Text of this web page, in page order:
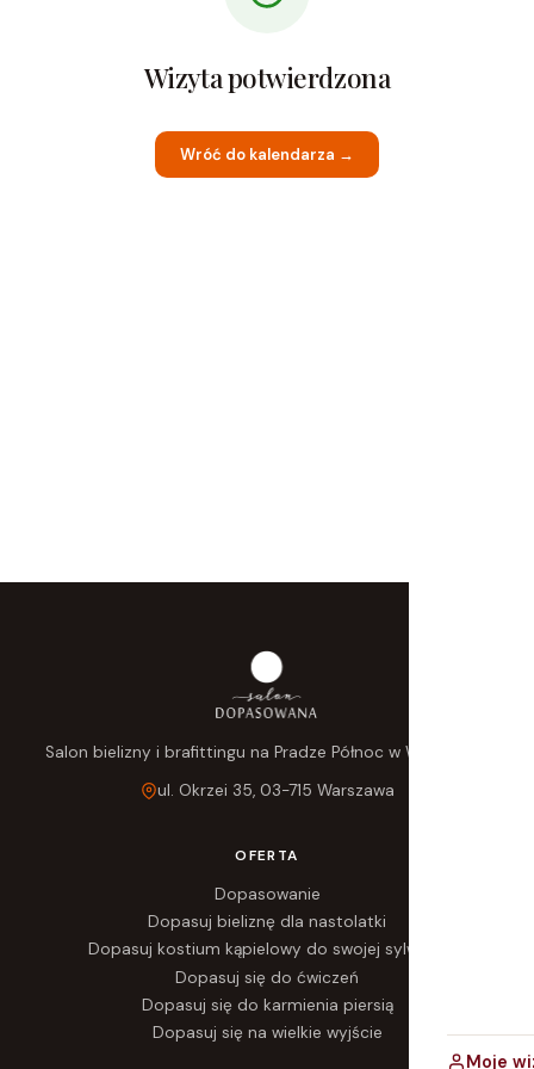
Moje
Wizyta potwierdzona
Wróć do kalendarza →
Salon bielizny i brafittingu na Pradze Północ w Warszawie.
ul. Okrzei 35, 03-715 Warszawa
OFERTA
Dopasowanie
Dopasuj bieliznę dla nastolatki
Dopasuj kostium kąpielowy do swojej sylwetki
Dopasuj się do ćwiczeń
Dopasuj się do karmienia piersią
Dopasuj się na wielkie wyjście